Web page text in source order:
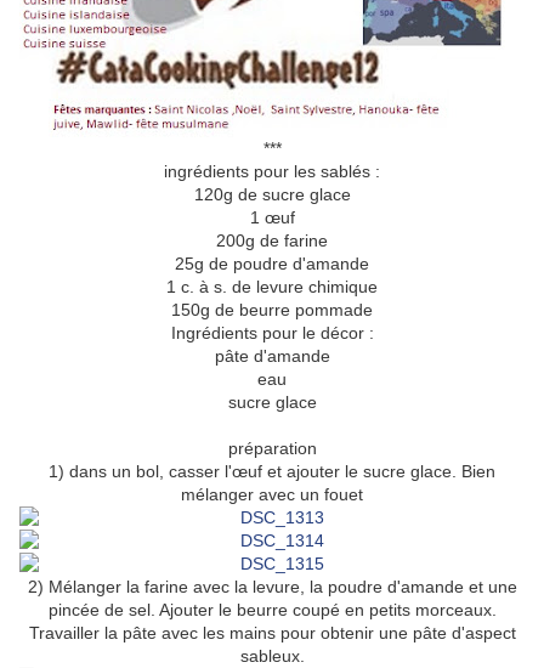
***
ingrédients pour les sablés :
120g de sucre glace
1 œuf
200g de farine
25g de poudre d'amande
1 c. à s. de levure chimique
150g de beurre pommade
Ingrédients pour le décor :
pâte d'amande
eau
sucre glace
préparation
1) dans un bol, casser l'œuf et ajouter le sucre glace. Bien
mélanger avec un fouet
2) Mélanger la farine avec la levure, la poudre d'amande et une
pincée de sel. Ajouter le beurre coupé en petits morceaux.
Travailler la pâte avec les mains pour obtenir une pâte d'aspect
sableux.